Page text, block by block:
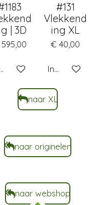
| 3D
winkelwagen
#131
Vlekkend
ing XL
€ 40,00
In winkelwagen
naar XL
naar originelen
naar webshop